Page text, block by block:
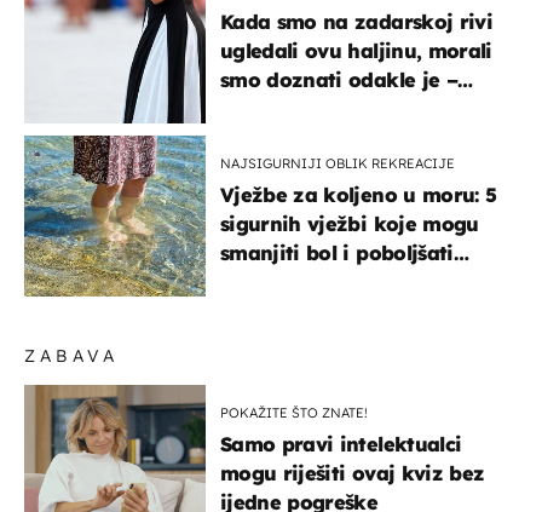
ZABAVA
POKAŽITE ŠTO ZNATE!
Samo pravi intelektualci
mogu riješiti ovaj kviz bez
ijedne pogreške
Kada smo na zadarskoj rivi
ugledali ovu haljinu, morali
smo doznati odakle je –
NAJSIGURNIJI OBLIK REKREACIJE
Vježbe za koljeno u moru: 5
sigurnih vježbi koje mogu
smanjiti bol i poboljšati